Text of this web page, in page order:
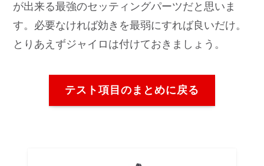
が出来る最強のセッティングパーツだと思いま
す。必要なければ効きを最弱にすれば良いだけ。
とりあえずジャイロは付けておきましょう。
テスト項目のまとめに戻る